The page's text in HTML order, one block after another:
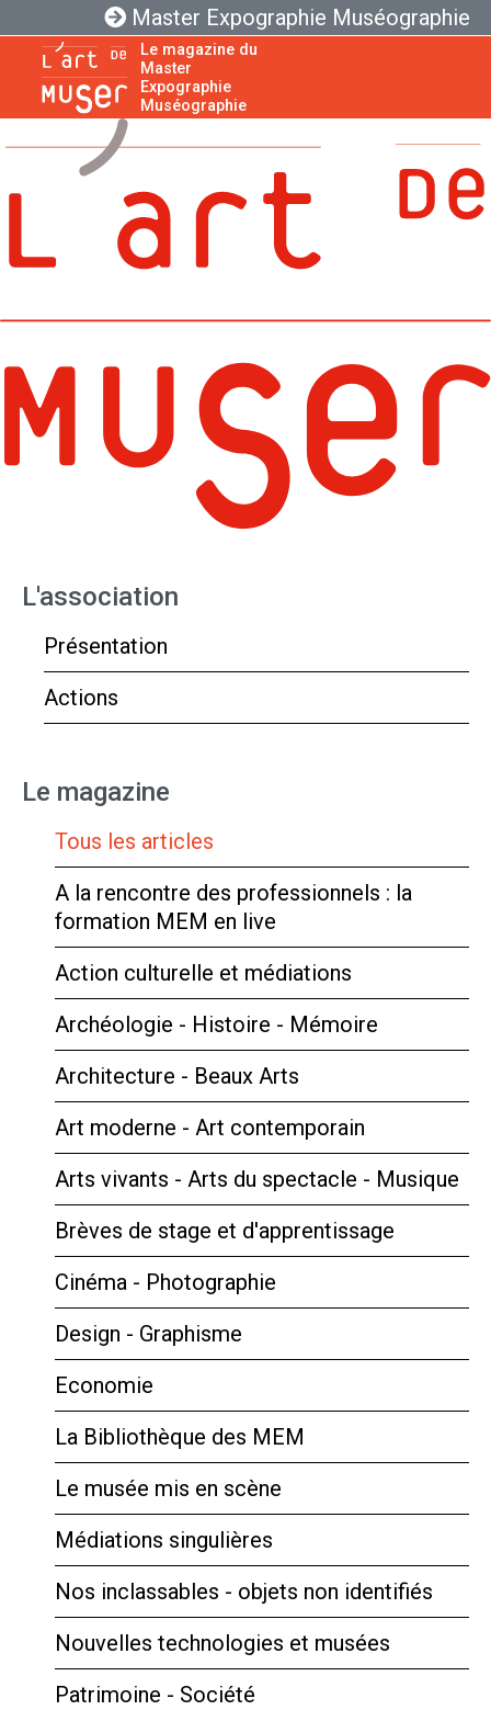
Master Expographie Muséographie
Le magazine du
Master
Expographie
Muséographie
L'association
Présentation
Actions
Le magazine
Tous les articles
A la rencontre des professionnels : la
formation MEM en live
Action culturelle et médiations
Archéologie - Histoire - Mémoire
Architecture - Beaux Arts
Art moderne - Art contemporain
Arts vivants - Arts du spectacle - Musique
Brèves de stage et d'apprentissage
Cinéma - Photographie
Design - Graphisme
Economie
La Bibliothèque des MEM
Le musée mis en scène
Médiations singulières
Nos inclassables - objets non identifiés
Nouvelles technologies et musées
Patrimoine - Société